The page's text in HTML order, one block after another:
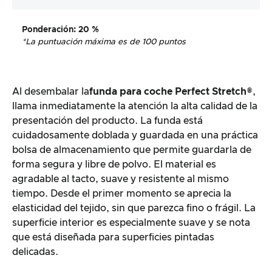
Ponderación: 20 %
*La puntuación máxima es de 100 puntos
Al desembalar lafunda para coche Perfect Stretch®,
llama inmediatamente la atención la alta calidad de la
presentación del producto. La funda está
cuidadosamente doblada y guardada en una práctica
bolsa de almacenamiento que permite guardarla de
forma segura y libre de polvo. El material es
agradable al tacto, suave y resistente al mismo
tiempo. Desde el primer momento se aprecia la
elasticidad del tejido, sin que parezca fino o frágil. La
superficie interior es especialmente suave y se nota
que está diseñada para superficies pintadas
delicadas.